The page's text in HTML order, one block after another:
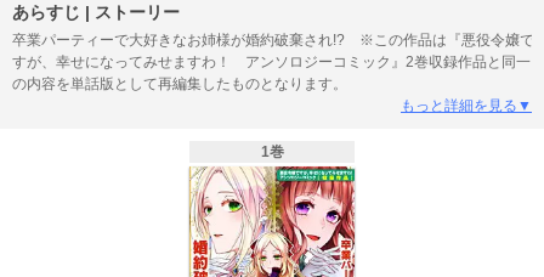
あらすじ | ストーリー
卒業パーティーで大好きなお姉様が婚約破棄され!? ※この作品は『悪役令嬢で
すが、幸せになってみせますわ！ アンソロジーコミック』2巻収録作品と同一
の内容を単話版として再編集したものとなります。
もっと詳細を見る▼
1巻